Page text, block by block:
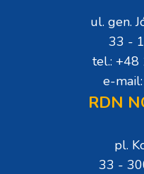
ul. gen.
33 -
tel.:
e-
RDN
pl.
33 -